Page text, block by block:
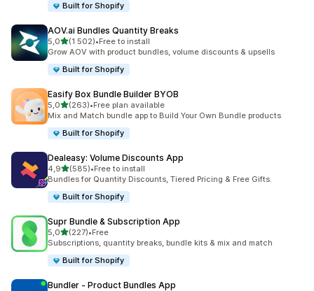
Built for Shopify
AOV.ai Bundles Quantity Breaks
5,0na 5 gwiazdek
(1 502)
Łączna liczba recenzji: 1502
•Free to install
Grow AOV with product bundles, volume discounts & upsells
Built for Shopify
Easify Box Bundle Builder BYOB
5,0na 5 gwiazdek
(263)
Łączna liczba recenzji: 263
•Free plan available
Mix and Match bundle app to Build Your Own Bundle products
Built for Shopify
Dealeasy: Volume Discounts App
4,9na 5 gwiazdek
(585)
Łączna liczba recenzji: 585
•Free to install
Bundles for Quantity Discounts, Tiered Pricing & Free Gifts.
Built for Shopify
Supr Bundle & Subscription App
5,0na 5 gwiazdek
(227)
Łączna liczba recenzji: 227
•Free
Subscriptions, quantity breaks, bundle kits & mix and match
Built for Shopify
Bundler ‑ Product Bundles App